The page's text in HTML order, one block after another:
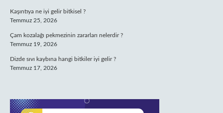
Kaşıntıya ne iyi gelir bitkisel ?
Temmuz 25, 2026
Çam kozalağı pekmezinin zararları nelerdir ?
Temmuz 19, 2026
Dizde sıvı kaybına hangi bitkiler iyi gelir ?
Temmuz 17, 2026